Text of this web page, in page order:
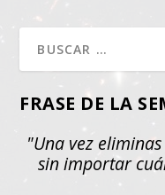
FRASE DE LA
"Una vez
sin importar